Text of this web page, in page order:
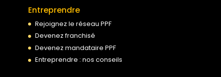
Entreprendre
Rejoignez le réseau PPF
Devenez franchisé
Devenez mandataire PPF
Entreprendre : nos conseils